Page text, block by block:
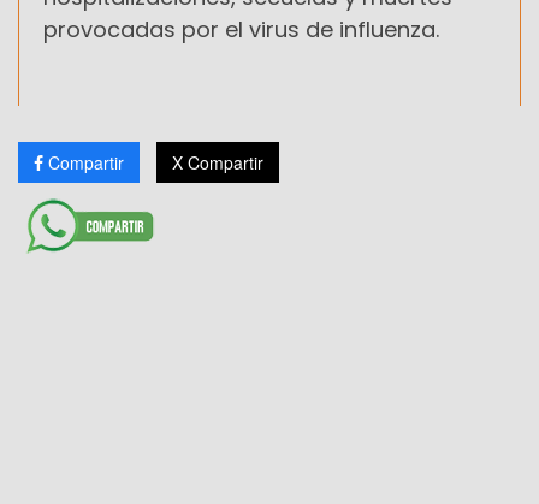
provocadas por el virus de influenza.
Compartir X Compartir